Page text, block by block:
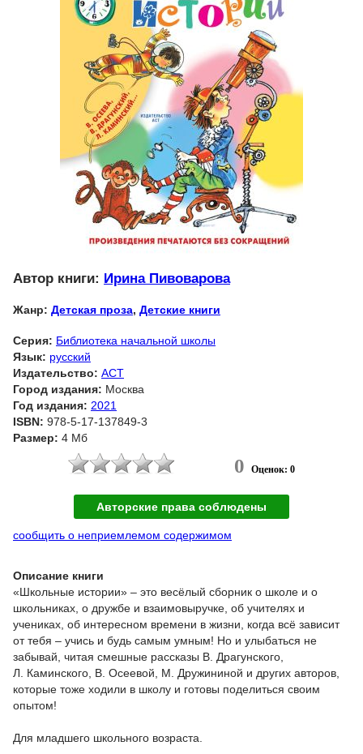
Автор книги: Ирина Пивоварова
Жанр: Детская проза, Детские книги
Серия: Библиотека начальной школы
Язык: русский
Издательство: АСТ
Город издания: Москва
Год издания: 2021
ISBN: 978-5-17-137849-3
Размер: 4 Мб
0 Оценок: 0
Авторские права соблюдены
сообщить о неприемлемом содержимом
Описание книги
«Школьные истории» – это весёлый сборник о школе и о
школьниках, о дружбе и взаимовыручке, об учителях и
учениках, об интересном времени в жизни, когда всё зависит
от тебя – учись и будь самым умным! Но и улыбаться не
забывай, читая смешные рассказы В. Драгунского,
Л. Каминского, В. Осеевой, М. Дружининой и других авторов,
которые тоже ходили в школу и готовы поделиться своим
опытом!
Для младшего школьного возраста.